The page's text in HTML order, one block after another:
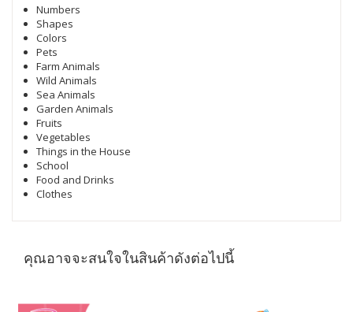
Numbers
Shapes
Colors
Pets
Farm Animals
Wild Animals
Sea Animals
Garden Animals
Fruits
Vegetables
Things in the House
School
Food and Drinks
Clothes
คุณอาจจะสนใจในสินค้าดังต่อไปนี้